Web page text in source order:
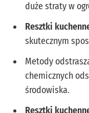
duże straty w
Resztki
skutecznym
Metody
chemicznych
środowiska.
Resztki